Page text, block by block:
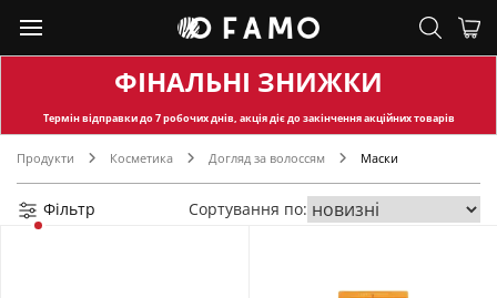
ФІНАЛЬНІ ЗНИЖКИ
Термін відправкидо 7 робочих днів, акція діє до закінчення акційних товарів
Продукти Косметика Догляд за волоссям Маски
Фільтр Сортування по: